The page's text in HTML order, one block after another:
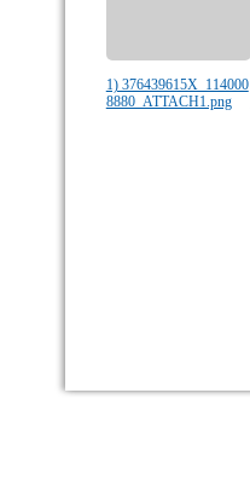
1) 376439615X_114000
8880_ATTACH1.png